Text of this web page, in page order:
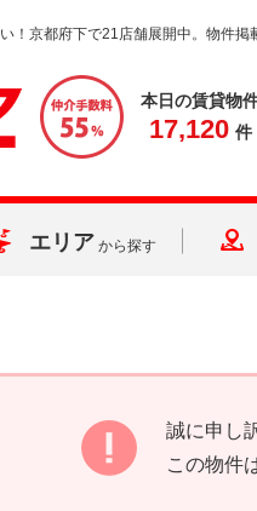
！京都府下で21店舗展開中。物件掲
本日の賃貸物
17,120 件
エリア から探す
誠に申し
この物件